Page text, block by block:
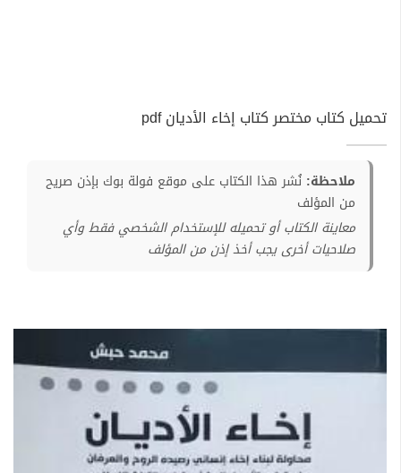
تحميل كتاب مختصر كتاب إخاء الأديان pdf
ملاحظة: نُشر هذا الكتاب على موقع فولة بوك بإذن صريح
من المؤلف
معاينة الكتاب أو تحميله للإستخدام الشخصي فقط وأي
صلاحيات أخرى يجب أخذ إذن من المؤلف